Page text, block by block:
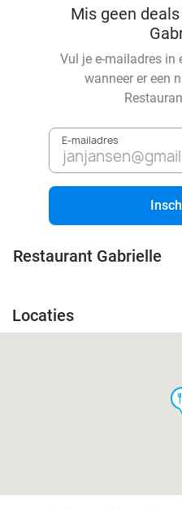
Mis geen
Vul je e-mailadres in
wanneer er een
E-mailadres
Restaurant Gabrielle
Locaties